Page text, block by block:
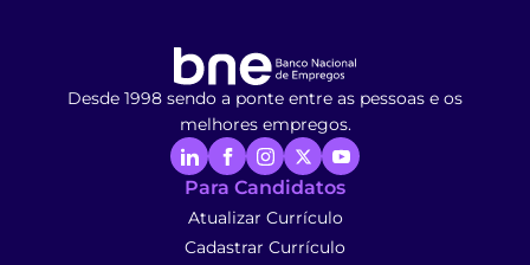
Desde 1998 sendo a ponte entre as pessoas e os
melhores empregos.
Para Candidatos
Atualizar Currículo
Cadastrar Currículo